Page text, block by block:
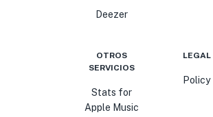
Deezer
OTROS
SERVICIOS
Stats for
Apple Music
LEGAL
Policy